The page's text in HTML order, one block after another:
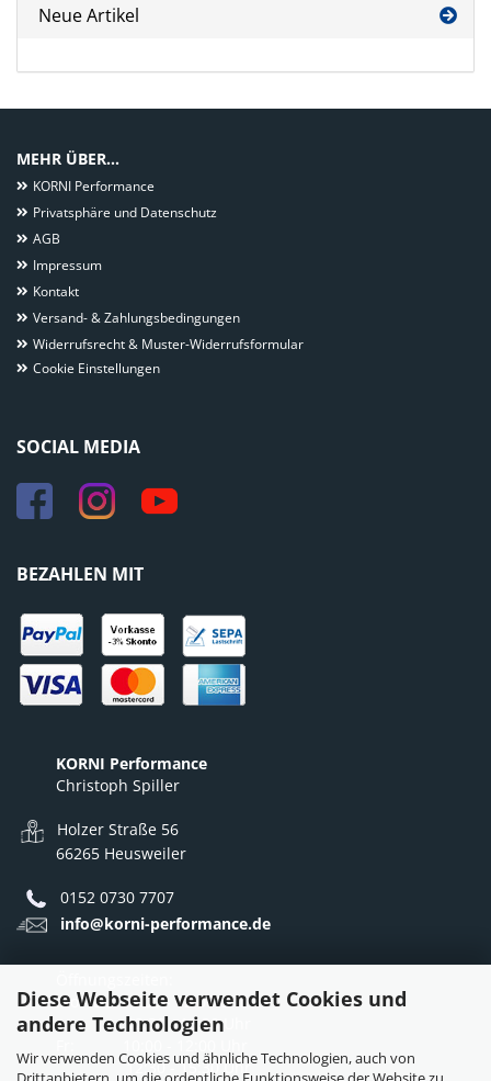
Diese Webseite verwendet Cookies und
andere Technologien
Wir verwenden Cookies und ähnliche Technologien, auch von
Neue Artikel
MEHR ÜBER...
KORNI Performance
Privatsphäre und Datenschutz
AGB
Impressum
Kontakt
Versand- & Zahlungsbedingungen
Widerrufsrecht & Muster-Widerrufsformular
Cookie Einstellungen
SOCIAL MEDIA
BEZAHLEN MIT
KORNI Performance
Christoph Spiller
Holzer Straße 56
66265 Heusweiler
0152 0730 7707
info@korni-performance.de
Mo - Do: 10:00 - 12:00 Uhr
12:30 - 16:30 Uhr
12:30 - 15:30 Uhr